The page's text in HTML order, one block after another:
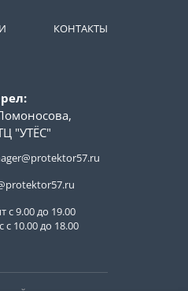
КОНТАКТЫ
"УТЁС"
с 9.00 до 19.00
с 10.00 до 18.00